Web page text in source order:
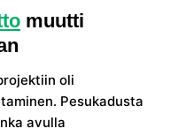
muutti
oli
Pesukadusta
avulla